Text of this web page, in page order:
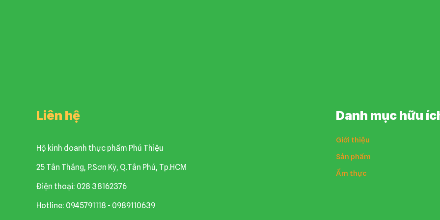
Liên hệ
Hộ kinh doanh thực phẩm Phú Thiệu
25 Tân Thắng, P.Sơn Kỳ, Q.Tân Phú, Tp.HCM
Điện thoại: 028 38162376
Hotline: 0945791118 - 0989110639
Danh mục hữu
Giới thiệu
Sản phẩm
Ẩm thực